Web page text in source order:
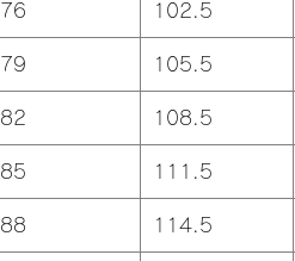
76 102.5
79 105.5
82 108.5
85 111.5
88 114.5